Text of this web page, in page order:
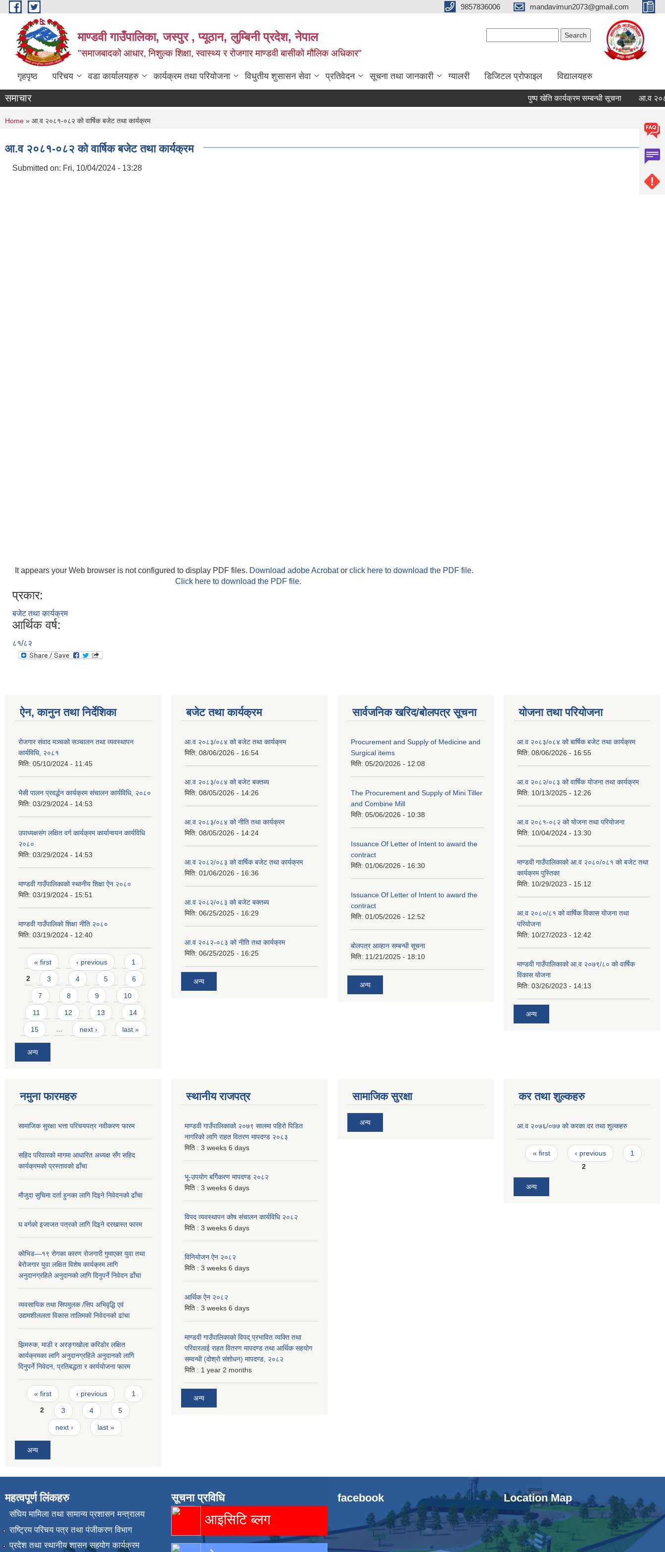
Skip to main content 9857836006 mandavimun2073@gmail.com
माण्डवी गाउँपालिका, जस्पुर , प्यूठान, लुम्बिनी प्रदेश, नेपाल
"समाजबादको आधार, निशुल्क शिक्षा, स्वास्थ्य र रोजगार माण्डवी बासीको मौलिक अधिकार"
गृहपृष्ठ परिचय वडा कार्यालयहरु कार्यक्रम तथा परियोजना विधुतीय शुसासन सेवा प्रतिवेदन सूचना तथा जानकारी ग्यालरी डिजिटल प्रोफाइल विद्यालयहरु
समाचार पुष्प खेति कार्यक्रम सम्बन्धी सूचना आ.व २०८३/०८४
You are here
Home » आ.व २०८१-०८२ को वार्षिक बजेट तथा कार्यक्रम
आ.व २०८१-०८२ को वार्षिक बजेट तथा कार्यक्रम
Submitted on: Fri, 10/04/2024 - 13:28
It appears your Web browser is not configured to display PDF files. Download adobe Acrobator click here to download the PDF file.
Click here to download the PDF file.
प्रकार:
बजेट तथा कार्यक्रम
आर्थिक वर्ष:
८१/८२
ऐन, कानुन तथा निर्देशिका
रोजगार संवाद मञ्चको सञ्चालन तथा व्यवस्थापन
कार्यविधि, २०८१
मिति: 05/10/2024 - 11:45
भैसी पालन प्रवर्द्धन कार्यक्रम संचालन कार्यविधि, २०८०
मिति: 03/29/2024 - 14:53
उपाध्यक्षसंग लक्षित वर्ग कार्यक्रम कार्यान्वयन कार्यविधि
२०८०
मिति: 03/29/2024 - 14:53
माण्डवी गाउँपालिकाको स्थानीय शिक्षा ऐन २०८०
मिति: 03/19/2024 - 15:51
माण्डवी गाउँपालिको शिक्षा नीति २०८०
मिति: 03/19/2024 - 12:40
Pages
« first ‹ previous 1
2 3 4 5 6
7 8 9 10
11 12 13 14
15 … next › last »
अन्य
बजेट तथा कार्यक्रम
आ.व २०८३/०८४ को बजेट तथा कार्यक्रम
मिति: 08/06/2026 - 16:54
आ.व २०८३/०८४ को बजेट बक्तब्य
मिति: 08/05/2026 - 14:26
आ.व २०८३/०८४ को नीति तथा कार्यक्रम
मिति: 08/05/2026 - 14:24
आ.व २०८२/०८३ को वार्षिक बजेट तथा कार्यक्रम
मिति: 01/06/2026 - 16:36
आ.व २०८२/०८३ को बजेट बक्तब्य
मिति: 06/25/2025 - 16:29
आ.व २०८२-०८३ को नीति तथा कार्यक्रम
मिति: 06/25/2025 - 16:25
अन्य
सार्वजनिक खरिद/बोलपत्र सूचना
Procurement and Supply of Medicine and
Surgical items
मिति: 05/20/2026 - 12:08
The Procurement and Supply of Mini Tiller
and Combine Mill
मिति: 05/06/2026 - 10:38
Issuance Of Letter of Intent to award the
contract
मिति: 01/06/2026 - 16:30
Issuance Of Letter of Intent to award the
contract
मिति: 01/05/2026 - 12:52
बोलपत्र आव्हान सम्बन्धी सूचना
मिति: 11/21/2025 - 18:10
अन्य
योजना तथा परियोजना
आ.व २०८३/०८४ को बार्षिक बजेट तथा कार्यक्रम
मिति: 08/06/2026 - 16:55
आ.व २०८२/०८३ को वार्षिक योजना तथा कार्यक्रम
मिति: 10/13/2025 - 12:26
आ.व २०८१-०८२ को योजना तथा परियोजना
मिति: 10/04/2024 - 13:30
माण्डवी गाउँपालिकाको आ.व २०८०/०८१ को बजेट तथा
कार्यक्रम पुस्तिका
मिति: 10/29/2023 - 15:12
आ.व २०८०/८१ को वार्षिक विकास योजना तथा
परियोजना
मिति: 10/27/2023 - 12:42
माण्डवी गाउँपालिकाको आ.व २०७९/८० को वार्षिक
विकास योजना
मिति: 03/26/2023 - 14:13
अन्य
नमुना फारमहरु
सामाजिक सुरक्षा भत्ता परिचयपत्र नवीकरण फारम
सहिद परिवारको मागमा आधारित अध्यक्ष सँग सहिद
कार्यक्रमको प्रस्तावको ढाँचा
मौजुदा सुचिमा दर्ता हुनका लागि दिइने निवेदनको ढाँचा
घ वर्गको इजाजत पत्रको लागि दिइने दरखास्त फारम
कोभिड—१९ रोगका कारण रोजगारी गुमाएका युवा तथा
बेरोजगार युवा लक्षित विशेष कार्यक्रम लागि
अनुदानग्रहिले अनुदानको लागि दिनुपर्ने निवेदन ढाँचा
व्यवसायिक तथा सिपमुलक /सिप अभिवृद्धि एवं
उद्यमशीललता विकास तालिमको निवेदनको ढांचा
झिमरुक, माडी र अरङ्गखोला करिडोर लक्षित
कार्यक्रमका लागि अनुदानग्रहिले अनुदानको लागि
दिनुपर्ने निवेदन, प्रतिबद्धता र कार्ययोजना फारम
Pages
« first ‹ previous 1
2 3 4 5
next › last »
अन्य
स्थानीय राजपत्र
माण्डवी गाउँपालिकाको २०७९ सालमा पहिरो पिडित
नागरिको लागि राहत वितरण मापदण्ड २०८३
मिति : 3 weeks 6 days
भू-उपयोग बर्गिकरण मापदण्ड २०८२
मिति : 3 weeks 6 days
विपद व्यवस्थापन कोष संचालन कार्यविधि २०८२
मिति : 3 weeks 6 days
विनियोजन ऐन २०८२
मिति : 3 weeks 6 days
आर्थिक ऐन २०८२
मिति : 3 weeks 6 days
माण्डवी गाउँपालिकाको विपद् प्रभावित व्यक्ति तथा
परिवारलाई राहत वितरण मापदण्ड तथा आर्थिक सहयोग
सम्वन्धी (दोश्रो संशोधन) मापदण्ड, २०८२
मिति : 1 year 2 months
अन्य
सामाजिक सुरक्षा
अन्य
कर तथा शुल्कहरु
आ.व २०७६/०७७ को करका दर तथा शुल्कहरु
Pages
« first ‹ previous
1
2
अन्य
महत्वपूर्ण लिंकहरु
संघिय मामिला तथा सामान्य प्रशासन मन्त्रालय
राष्ट्रिय परिचय पत्र तथा पंजीकरण विभाग
प्रदेश तथा स्थानीय शासन सहयोग कार्यक्रम
सूचना प्रविधि
आइसिटि ब्लग
facebook Location Map